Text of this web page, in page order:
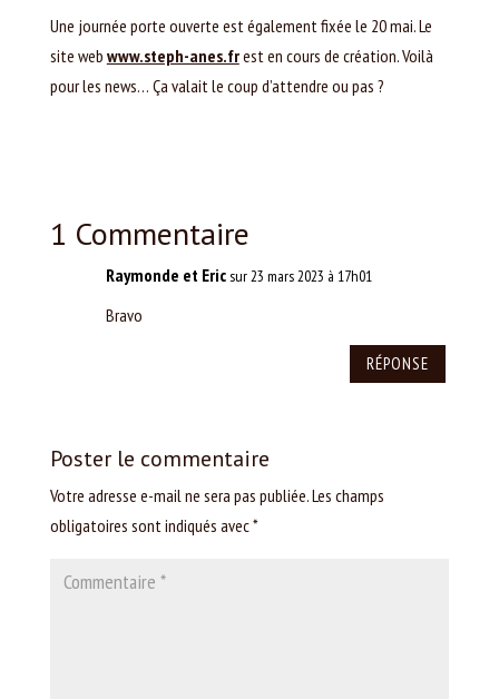
Une journée porte ouverte est également fixée le 20 mai. Le
site web www.steph-anes.frest en cours de création. Voilà
pour les news… Ça valait le coup d’attendre ou pas ?
1 Commentaire
Raymonde et Ericsur 23 mars 2023 à 17h01
Bravo
RÉPONSE
Poster le commentaire
Votre adresse e-mail ne sera pas publiée.Les champs
obligatoires sont indiqués avec*